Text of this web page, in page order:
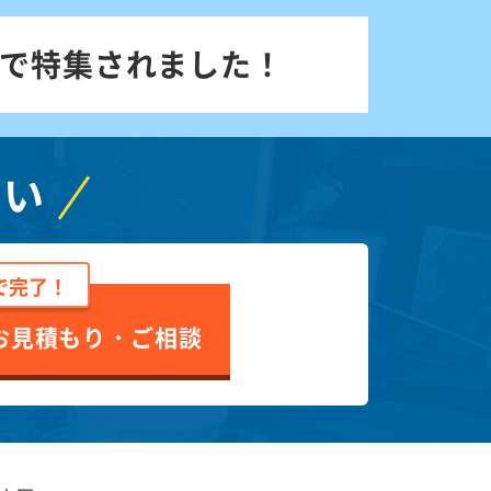
特集されました！
完了！
見積もり・ご相談